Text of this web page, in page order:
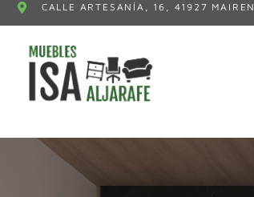
CALLE ARTESANÍA, 16, 41927